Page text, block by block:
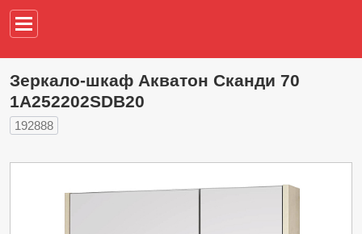
Зеркало-шкаф Акватон Сканди 70
1A252202SDB20
192888